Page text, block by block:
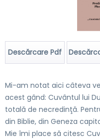
Descărcare Pdf
Mi-am notat aici câteva
acest gând: Cuvântul lui
totală de necredinţă.
din Biblie, din Geneza
Mie îmi place să citesc